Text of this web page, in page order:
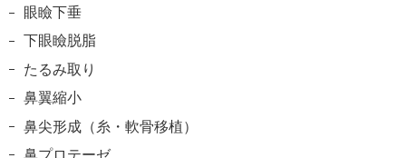
眼瞼下垂
下眼瞼脱脂
たるみ取り
鼻翼縮小
鼻尖形成（糸・軟骨移植）
鼻プロテーゼ